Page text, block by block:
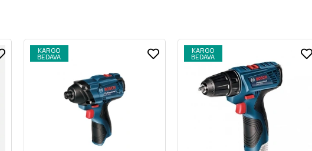
KARGO
BEDAVA
KARGO
BEDAVA